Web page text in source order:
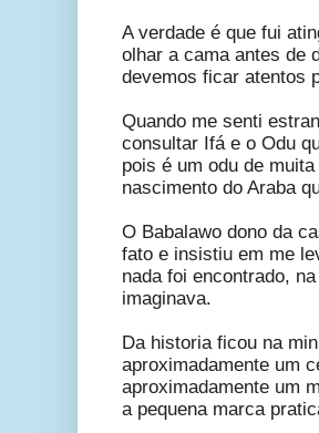
A verdade é que fui
olhar a cama antes de
devemos ficar atentos
Quando me senti
consultar Ifá e o Odu
pois é um odu de
nascimento do Araba
O Babalawo dono da
fato e insistiu em me
nada foi encontrado,
imaginava.
Da historia ficou na
aproximadamente um
aproximadamente um
a pequena marca